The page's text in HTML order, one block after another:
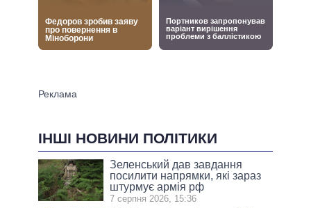
ІНШІ НОВИНИ ПОЛІТИКИ
Зеленський дав завдання
посилити напрямки, які зараз
штурмує армія рф
7 серпня 2026, 15:36